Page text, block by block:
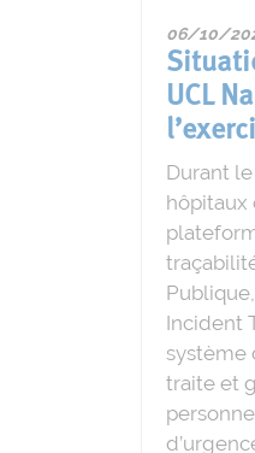
06/10/
UCL
Durant
hôpitaux
Incident
système
traite et